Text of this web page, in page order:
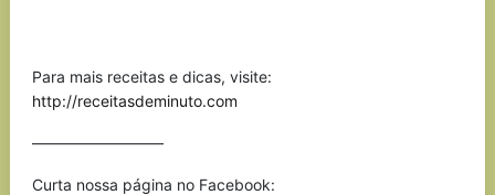
Para mais receitas e dicas, visite:
http://receitasdeminuto.com
————————–
Curta nossa página no Facebook: